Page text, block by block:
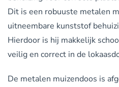
Dit is een robuuste metalen
uitneembare kunststof
Hierdoor is hij makkelijk
veilig en correct in de
De metalen muizendoos is